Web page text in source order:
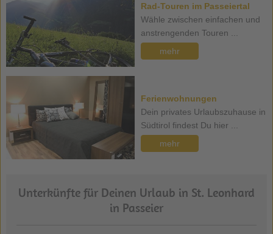
Rad-Touren im Passeiertal
Wähle zwischen einfachen und
anstrengenden Touren ...
mehr
Ferienwohnungen
Dein privates Urlaubszuhause in
Südtirol findest Du hier ...
mehr
Unterkünfte für Deinen Urlaub in St. Leonhard
in Passeier